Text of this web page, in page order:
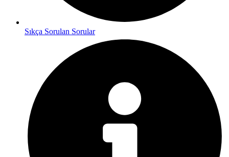
Sıkça Sorulan Sorular